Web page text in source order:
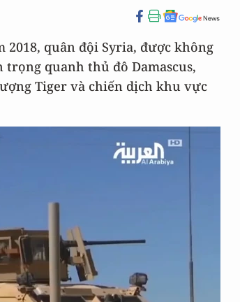
quân đội Syria, được không
quanh thủ đô Damascus,
Tiger và chiến dịch khu vực